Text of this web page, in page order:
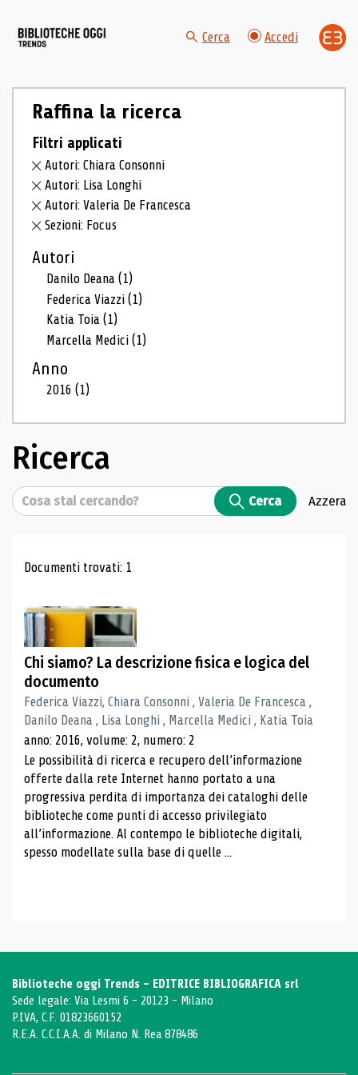
Cerca Accedi
Raffina la ricerca
Filtri applicati
Autori: Chiara Consonni
Autori: Lisa Longhi
Autori: Valeria De Francesca
Sezioni: Focus
Autori
Danilo Deana(1)
Federica Viazzi(1)
Katia Toia(1)
Marcella Medici(1)
Anno
2016(1)
Ricerca
Cerca Cerca Azzera
Risultati di ricerca
Documenti trovati: 1
Chi siamo? La descrizione fisica e logica del
documento
Federica Viazzi, Chiara Consonni , Valeria De Francesca ,
Danilo Deana , Lisa Longhi , Marcella Medici , Katia Toia
anno: 2016, volume: 2, numero: 2
Le possibilità di ricerca e recupero dell’informazione
offerte dalla rete Internet hanno portato a una
progressiva perdita di importanza dei cataloghi delle
biblioteche come punti di accesso privilegiato
all’informazione. Al contempo le biblioteche digitali,
spesso modellate sulla base di quelle ...
Biblioteche oggi Trends - EDITRICE BIBLIOGRAFICA srl
Sede legale: Via Lesmi 6 - 20123 - Milano
P.IVA, C.F. 01823660152
R.E.A. C.C.I.A.A. di Milano N. Rea 878486